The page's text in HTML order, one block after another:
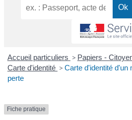
Accueil particuliers > Papiers -
Carte d'identité > Carte d'identité d'un
perte
Fiche pratique